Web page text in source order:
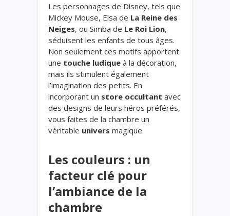
Les personnages de Disney, tels que
Mickey Mouse, Elsa de La Reine des
Neiges, ou Simba de Le Roi Lion,
séduisent les enfants de tous âges.
Non seulement ces motifs apportent
une touche ludique à la décoration,
mais ils stimulent également
l’imagination des petits. En
incorporant un store occultant avec
des designs de leurs héros préférés,
vous faites de la chambre un
véritable univers magique.
Les couleurs : un
facteur clé pour
l’ambiance de la
chambre